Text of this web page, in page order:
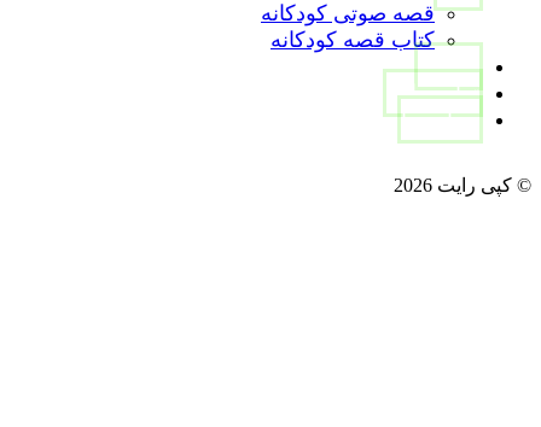
قصه صوتی کودکانه
کتاب قصه کودکانه
مقالات
تماس با ما
درباره ما
© کپی رایت 2026